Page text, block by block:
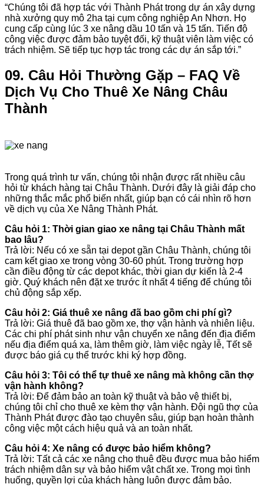
“Chúng tôi đã hợp tác với Thành Phát trong dự án xây dựng
nhà xưởng quy mô 2ha tại cụm công nghiệp An Nhơn. Họ
cung cấp cùng lúc 3 xe nâng dầu 10 tấn và 15 tấn. Tiến độ
công việc được đảm bảo tuyệt đối, kỹ thuật viên làm việc có
trách nhiệm. Sẽ tiếp tục hợp tác trong các dự án sắp tới.”
09. Câu Hỏi Thường Gặp – FAQ Về
Dịch Vụ Cho Thuê Xe Nâng Châu
Thành
Trong quá trình tư vấn, chúng tôi nhận được rất nhiều câu
hỏi từ khách hàng tại Châu Thành. Dưới đây là giải đáp cho
những thắc mắc phổ biến nhất, giúp bạn có cái nhìn rõ hơn
về dịch vụ của Xe Nâng Thành Phát.
Câu hỏi 1: Thời gian giao xe nâng tại Châu Thành mất
bao lâu?
Trả lời: Nếu có xe sẵn tại depot gần Châu Thành, chúng tôi
cam kết giao xe trong vòng 30-60 phút. Trong trường hợp
cần điều động từ các depot khác, thời gian dự kiến là 2-4
giờ. Quý khách nên đặt xe trước ít nhất 4 tiếng để chúng tôi
chủ động sắp xếp.
Câu hỏi 2: Giá thuê xe nâng đã bao gồm chi phí gì?
Trả lời: Giá thuê đã bao gồm xe, thợ vận hành và nhiên liệu.
Các chi phí phát sinh như vận chuyển xe nâng đến địa điểm
nếu địa điểm quá xa, làm thêm giờ, làm việc ngày lễ, Tết sẽ
được báo giá cụ thể trước khi ký hợp đồng.
Câu hỏi 3: Tôi có thể tự thuê xe nâng mà không cần thợ
vận hành không?
Trả lời: Để đảm bảo an toàn kỹ thuật và bảo vệ thiết bị,
chúng tôi chỉ cho thuê xe kèm thợ vận hành. Đội ngũ thợ của
Thành Phát được đào tạo chuyên sâu, giúp bạn hoàn thành
công việc một cách hiệu quả và an toàn nhất.
Câu hỏi 4: Xe nâng có được bảo hiểm không?
Trả lời: Tất cả các xe nâng cho thuê đều được mua bảo hiểm
trách nhiệm dân sự và bảo hiểm vật chất xe. Trong mọi tình
huống, quyền lợi của khách hàng luôn được đảm bảo.